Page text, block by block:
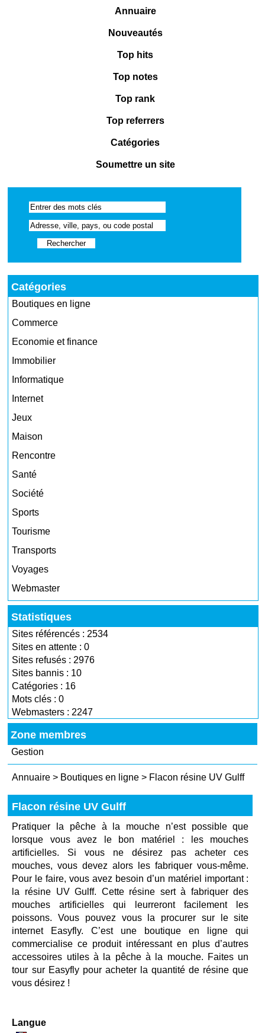
Annuaire
Nouveautés
Top hits
Top notes
Top rank
Top referrers
Catégories
Soumettre un site
Catégories
Boutiques en ligne
Commerce
Economie et finance
Immobilier
Informatique
Internet
Jeux
Maison
Rencontre
Santé
Société
Sports
Tourisme
Transports
Voyages
Webmaster
Statistiques
Sites référencés : 2534
Sites en attente : 0
Sites refusés : 2976
Sites bannis : 10
Catégories : 16
Mots clés : 0
Webmasters : 2247
Zone membres
Gestion
Annuaire > Boutiques en ligne > Flacon résine UV Gulff
Flacon résine UV Gulff
Pratiquer la pêche à la mouche n’est possible que
lorsque vous avez le bon matériel : les mouches
artificielles. Si vous ne désirez pas acheter ces
mouches, vous devez alors les fabriquer vous-même.
Pour le faire, vous avez besoin d’un matériel important :
la résine UV Gulff. Cette résine sert à fabriquer des
mouches artificielles qui leurreront facilement les
poissons. Vous pouvez vous la procurer sur le site
internet Easyfly. C’est une boutique en ligne qui
commercialise ce produit intéressant en plus d’autres
accessoires utiles à la pêche à la mouche. Faites un
tour sur Easyfly pour acheter la quantité de résine que
vous désirez !
Langue